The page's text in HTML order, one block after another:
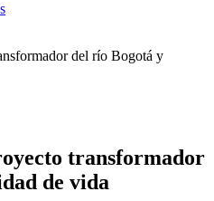
transformador
de vida